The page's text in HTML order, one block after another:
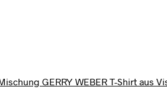
GERRY WEBER T-Shirt aus